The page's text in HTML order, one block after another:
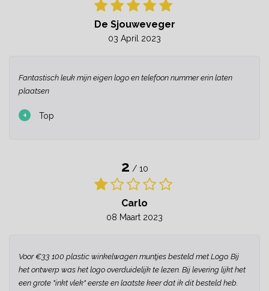
De Sjouweveger
03 April 2023
Fantastisch leuk mijn eigen logo en telefoon nummer erin laten
plaatsen
+ Top
2 / 10
Carlo
08 Maart 2023
Voor €33 100 plastic winkelwagen muntjes besteld met Logo. Bij
het ontwerp was het logo overduidelijk te lezen. Bij levering lijkt het
een grote "inkt vlek" eerste en laatste keer dat ik dit besteld heb.